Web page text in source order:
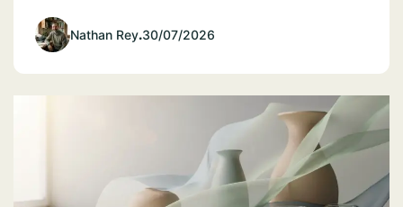
Nathan Rey.30/07/2026